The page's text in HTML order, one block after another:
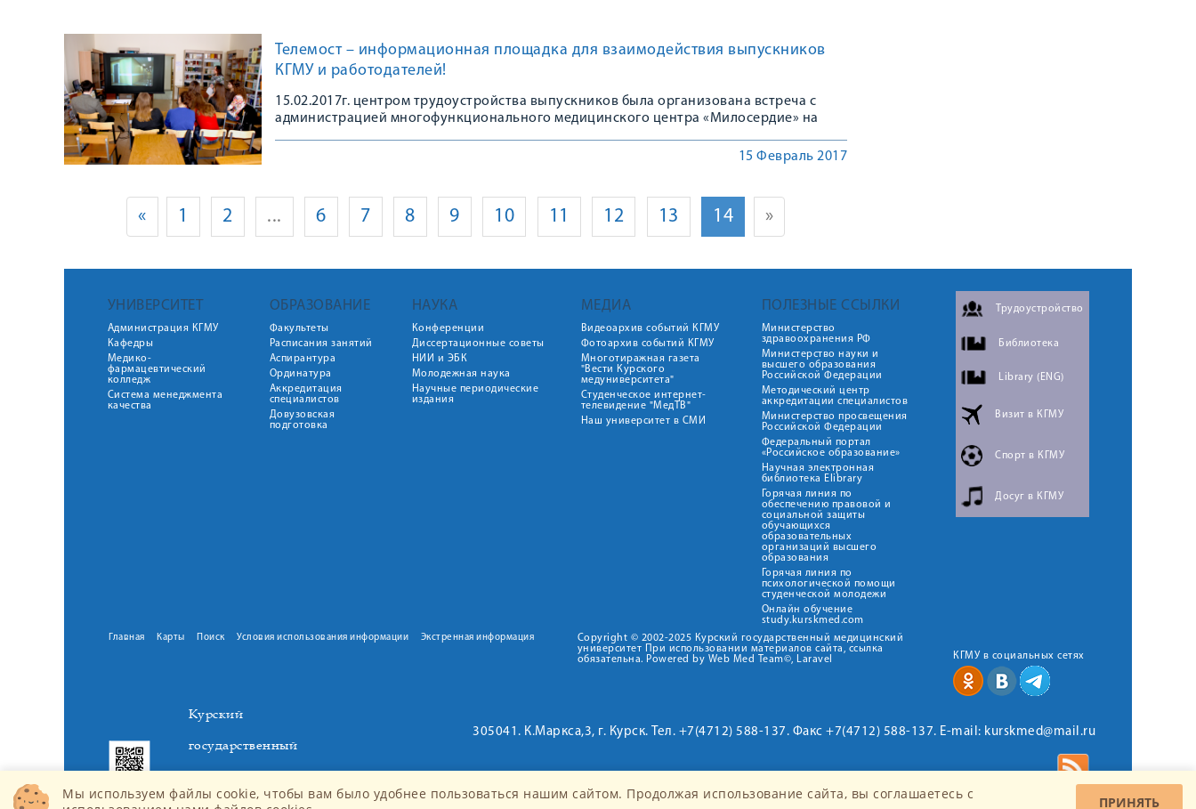
Телемост – информационная площадка для взаимодействия выпускников
КГМУ и работодателей!
15.02.2017г. центром трудоустройства выпускников была организована встреча с
администрацией многофункционального медицинского центра «Милосердие» на
15 Февраль 2017
« 1 2 ... 6 7 8 9 10 11 12 13 14 »
УНИВЕРСИТЕТ
Администрация КГМУ
Кафедры
Медико-
фармацевтический
колледж
Система менеджмента
качества
ОБРАЗОВАНИЕ
Факультеты
Расписания занятий
Аспирантура
Ординатура
Аккредитация
специалистов
Довузовская
подготовка
НАУКА
Конференции
Диссертационные советы
НИИ и ЭБК
Молодежная наука
Научные периодические
издания
МЕДИА
Видеоархив событий КГМУ
Фотоархив событий КГМУ
Многотиражная газета
"Вести Курского
медуниверситета"
Студенческое интернет-
телевидение "МедТВ"
Наш университет в СМИ
ПОЛЕЗНЫЕ ССЫЛКИ
Министерство
здравоохранения РФ
Министерство науки и
высшего образования
Российской Федерации
Методический центр
аккредитации специалистов
Министерство просвещения
Российской Федерации
Федеральный портал
«Российское образование»
Научная электронная
библиотека Elibrary
Горячая линия по
обеспечению правовой и
социальной защиты
обучающихся
образовательных
организаций высшего
образования
Горячая линия по
психологической помощи
студенческой молодежи
Онлайн обучение
study.kurskmed.com
Трудоустройство
Библиотека
Library (ENG)
Визит в КГМУ
Спорт в КГМУ
Досуг в КГМУ
Главная Карты Поиск Условия использования информации Экстренная информация
Copyright © 2002-2025 Курский государственный медицинский
университет При использовании материалов сайта, ссылка
обязательна. Powered by Web Med Team©, Laravel
КГМУ в социальных сетях
Курский
государственный
медицинский
305041. К.Маркса,3, г. Курск. Тел. +7(4712) 588-137. Факс +7(4712) 588-137. E-mail: kurskmed@mail.ru
Мы используем файлы cookie, чтобы вам было удобнее пользоваться нашим сайтом. Продолжая использование сайта, вы соглашаетесь c
ПРИНЯТЬ